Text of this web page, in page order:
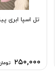
تل اسپا ابری
۲۵۰,۰۰۰